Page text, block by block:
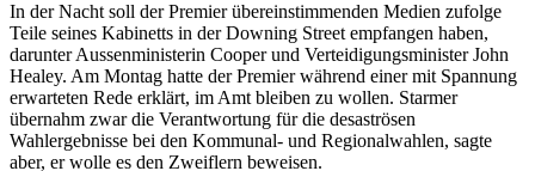
In der Nacht soll der Premier übereinstimmenden Medien zufolge
Teile seines Kabinetts in der Downing Street empfangen haben,
darunter Aussenministerin Cooper und Verteidigungsminister John
Healey. Am Montag hatte der Premier während einer mit Spannung
erwarteten Rede erklärt, im Amt bleiben zu wollen. Starmer
übernahm zwar die Verantwortung für die desaströsen
Wahlergebnisse bei den Kommunal- und Regionalwahlen, sagte
aber, er wolle es den Zweiflern beweisen.